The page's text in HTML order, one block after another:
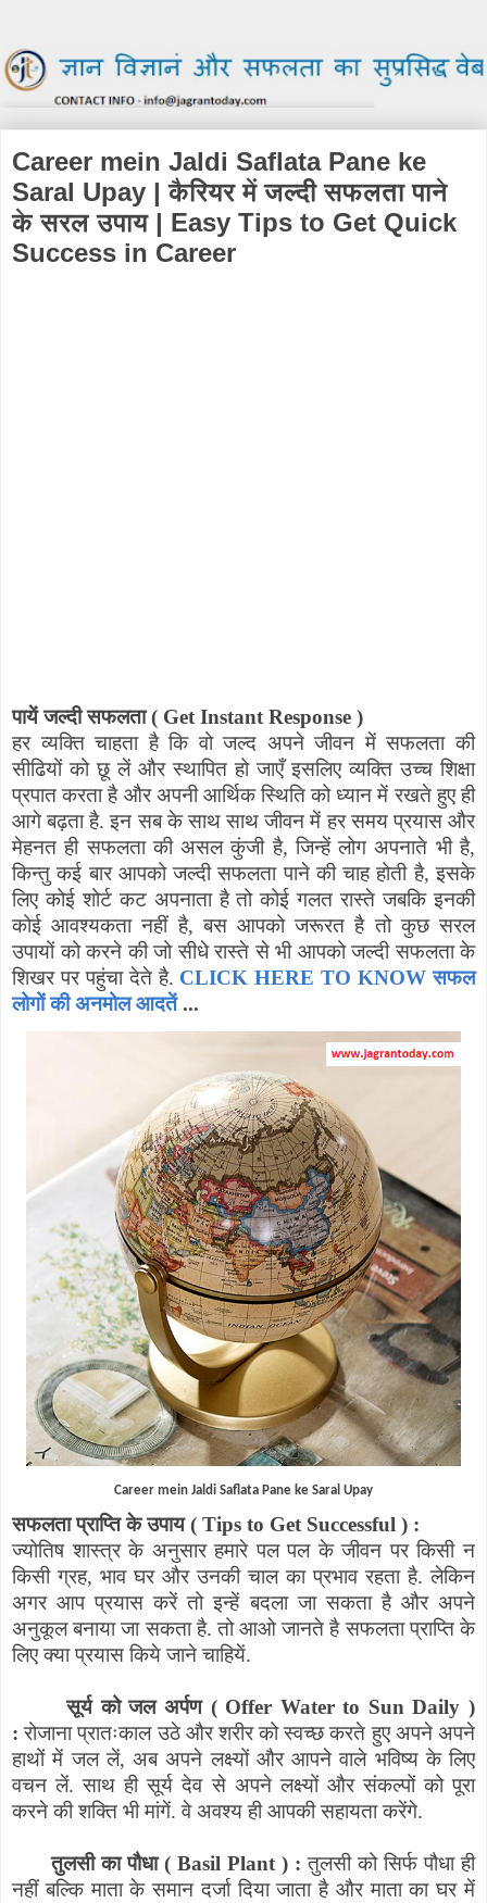
Career mein Jaldi Saflata Pane ke
Saral Upay | कैरियर में जल्दी सफलता पाने
के सरल उपाय | Easy Tips to Get Quick
Success in Career
पायें जल्दी सफलता ( Get Instant Response )
हर व्यक्ति चाहता है कि वो जल्द अपने जीवन में सफलता की
सीढियों को छू लें और स्थापित हो जाएँ इसलिए व्यक्ति उच्च शिक्षा
प्रपात करता है और अपनी आर्थिक स्थिति को ध्यान में रखते हुए ही
आगे बढ़ता है. इन सब के साथ साथ जीवन में हर समय प्रयास और
मेहनत ही सफलता की असल कुंजी है,जिन्हें लोग अपनाते भी है,
किन्तु कई बार आपको जल्दी सफलता पाने की चाह होती है,इसके
लिए कोई शोर्ट कट अपनाता है तो कोई गलत रास्ते जबकि इनकी
कोई आवश्यकता नहीं है,बस आपको जरूरत है तो कुछ सरल
उपायों को करने की जो सीधे रास्ते से भी आपको जल्दी सफलता के
शिखर पर पहुंचा देते है. CLICK HERE TO KNOW सफल
लोगों की अनमोल आदतें...
Career mein Jaldi Saflata Pane ke Saral Upay
सफलता प्राप्ति के उपाय ( Tips to Get Successful ) :
ज्योतिष शास्त्र के अनुसार हमारे पल पल के जीवन पर किसी न
किसी ग्रह, भाव घर और उनकी चाल का प्रभाव रहता है. लेकिन
अगर आप प्रयास करें तो इन्हें बदला जा सकता है और अपने
अनुकूल बनाया जा सकता है. तो आओ जानते है सफलता प्राप्ति के
लिए क्या प्रयास किये जाने चाहियें.
सूर्य को जल अर्पण (Offer Water to Sun Daily)
: रोजाना प्रातःकाल उठे और शरीर को स्वच्छ करते हुए अपने अपने
हाथों में जल लें, अब अपने लक्ष्यों और आपने वाले भविष्य के लिए
वचन लें. साथ ही सूर्य देव से अपने लक्ष्यों और संकल्पों को पूरा
करने की शक्ति भी मांगें. वे अवश्य ही आपकी सहायता करेंगे.
तुलसी का पौधा ( Basil Plant ) : तुलसी को सिर्फ पौधा ही
नहीं बल्कि माता के समान दर्जा दिया जाता है और माता का घर में